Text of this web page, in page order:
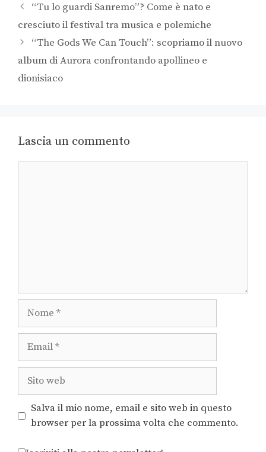
“Tu lo guardi Sanremo”? Come è nato e
cresciuto il festival tra musica e polemiche
“The Gods We Can Touch”: scopriamo il nuovo
album di Aurora confrontando apollineo e
dionisiaco
Lascia un commento
Salva il mio nome, email e sito web in questo
browser per la prossima volta che commento.